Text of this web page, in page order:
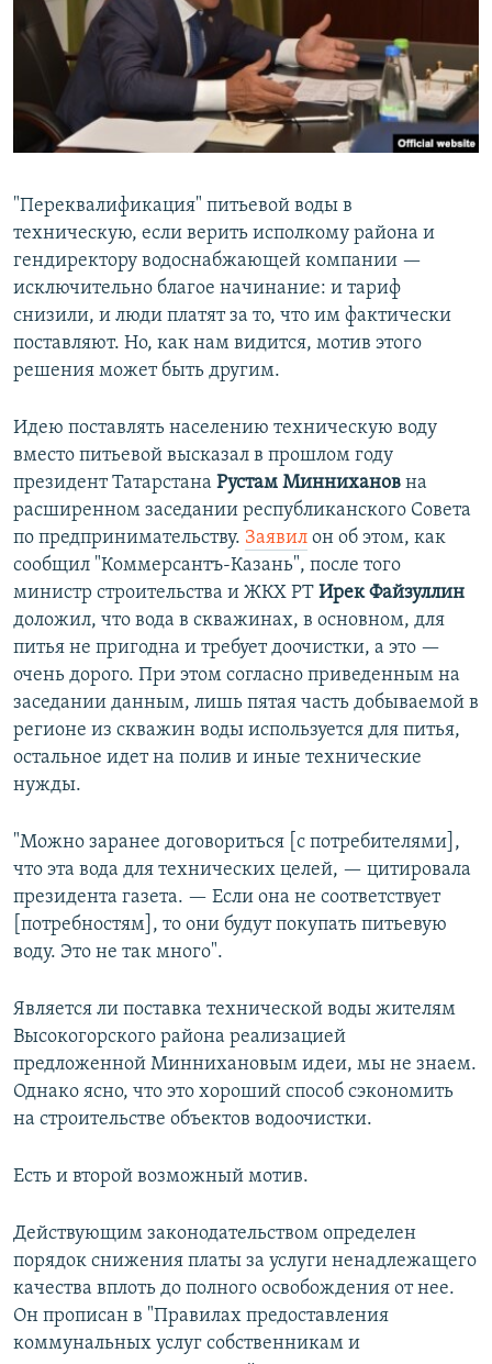
"Переквалификация" питьевой воды в
техническую, если верить исполкому района и
гендиректору водоснабжающей компании —
исключительно благое начинание: и тариф
снизили, и люди платят за то, что им фактически
поставляют. Но, как нам видится, мотив этого
решения может быть другим.
Идею поставлять населению техническую воду
вместо питьевой высказал в прошлом году
президент Татарстана Рустам Минниханов на
расширенном заседании республиканского Совета
по предпринимательству. Заявил он об этом, как
сообщил "Коммерсантъ-Казань", после того
министр строительства и ЖКХ РТ Ирек Файзуллин
доложил, что вода в скважинах, в основном, для
питья не пригодна и требует доочистки, а это —
очень дорого. При этом согласно приведенным на
заседании данным, лишь пятая часть добываемой в
регионе из скважин воды используется для питья,
остальное идет на полив и иные технические
нужды.
"Можно заранее договориться [с потребителями],
что эта вода для технических целей, — цитировала
президента газета. — Если она не соответствует
[потребностям], то они будут покупать питьевую
воду. Это не так много".
Является ли поставка технической воды жителям
Высокогорского района реализацией
предложенной Миннихановым идеи, мы не знаем.
Однако ясно, что это хороший способ сэкономить
на строительстве объектов водоочистки.
Есть и второй возможный мотив.
Действующим законодательством определен
порядок снижения платы за услуги ненадлежащего
качества вплоть до полного освобождения от нее.
Он прописан в "Правилах предоставления
коммунальных услуг собственникам и